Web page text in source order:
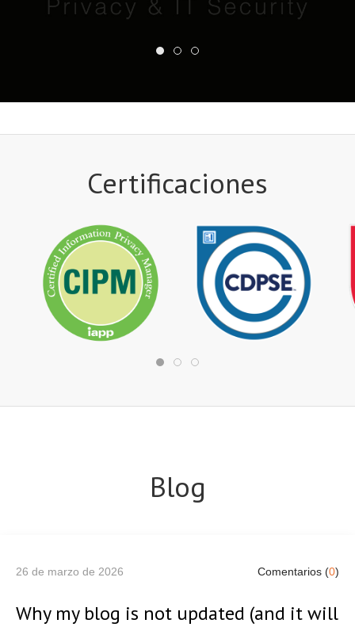
Certificaciones
Blog
26 de marzo de 2026 Comentarios (0)
Why my blog is not updated (and it will